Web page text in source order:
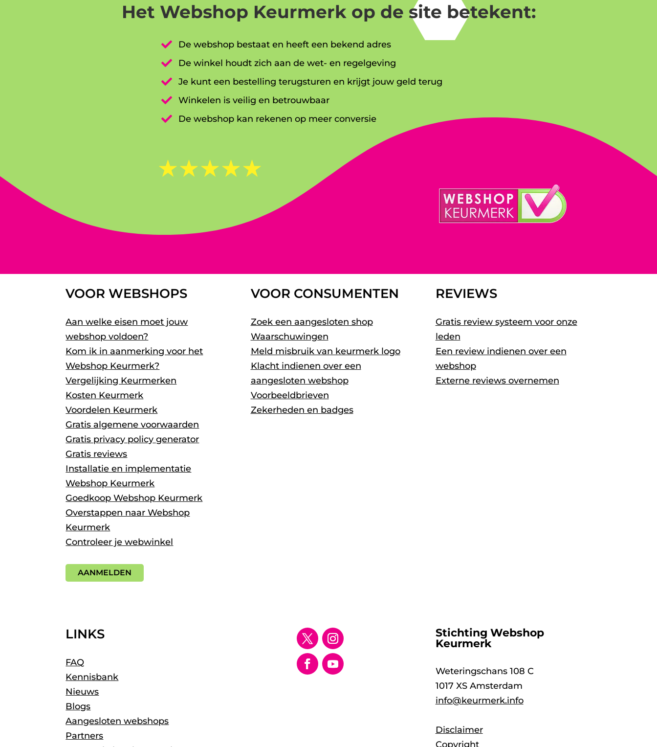
Het Webshop Keurmerk op de site betekent:

De webshop bestaat en heeft een bekend adres

De winkel houdt zich aan de wet- en regelgeving
 Je kunt een bestelling terugsturen en krijgt jouw geld terug
 Winkelen is veilig en betrouwbaar

De webshop kan rekenen op meer conversie
☆☆☆☆☆
VOOR WEBSHOPS
Aan welke eisen moet jouw
webshop voldoen?
Kom ik in aanmerking voor het
Webshop Keurmerk?
Vergelijking Keurmerken
Kosten Keurmerk
Voordelen Keurmerk
Gratis algemene voorwaarden
Gratis privacy policy generator
Gratis reviews
Installatie en implementatie
Webshop Keurmerk
Goedkoop Webshop Keurmerk
Overstappen naar Webshop
Keurmerk
Controleer je webwinkel
AANMELDEN
VOOR CONSUMENTEN
Zoek een aangesloten shop
Waarschuwingen
Meld misbruik van keurmerk logo
Klacht indienen over een
aangesloten webshop
Voorbeeldbrieven
Zekerheden en badges
REVIEWS
Gratis review systeem voor onze
leden
Een review indienen over een
webshop
Externe reviews overnemen
LINKS
FAQ
Kennisbank
Nieuws
Blogs
Aangesloten webshops
Partners
Stichting Webshop
Keurmerk
Weteringschans 108 C
1017 XS Amsterdam
info@keurmerk.info
Disclaimer
Copyright